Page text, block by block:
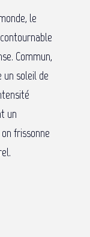
le
Commun,
un soleil de
un
frissonne